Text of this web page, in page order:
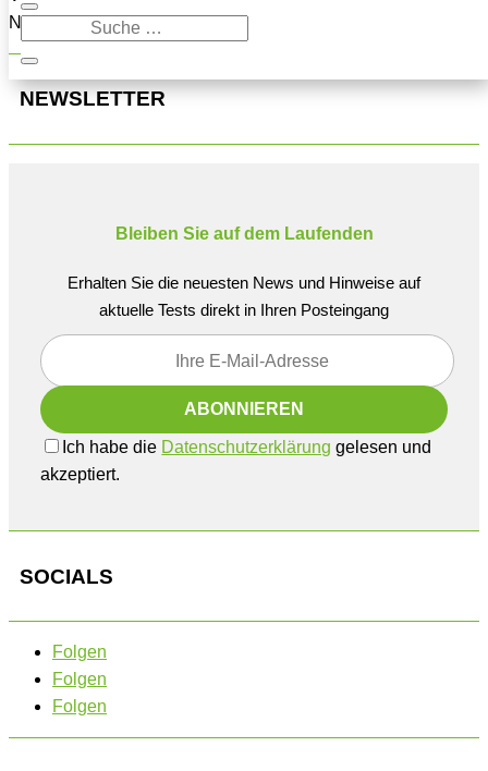
Navigation oben, um den Beitrag zu finden.
NEWSLETTER
Bleiben Sie auf dem Laufenden
Erhalten Sie die neuesten News und Hinweise auf
aktuelle Tests direkt in Ihren Posteingang
Ich habe die Datenschutzerklärung gelesen und
akzeptiert.
SOCIALS
Folgen
Folgen
Folgen